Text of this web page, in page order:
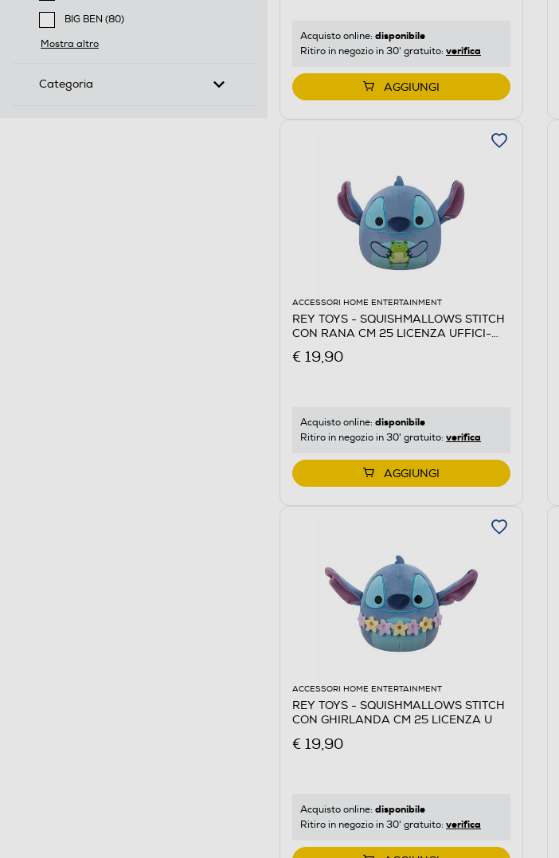
Filtra per Marca: ARCADE1UP
BIG BEN (80)
Filtra per Marca: BIG BEN
Mostra altro
Categoria
Acquisto online: disponibile
Ritiro in negozio in 30' gratuito: verifica
AGGIUNGI
ACCESSORI HOME ENTERTAINMENT
REY TOYS - SQUISHMALLOWS STITCH
CON RANA CM 25 LICENZA UFFICI-
€ 19,90
Acquisto online: disponibile
Ritiro in negozio in 30' gratuito: verifica
AGGIUNGI
ACCESSORI HOME ENTERTAINMENT
REY TOYS - SQUISHMALLOWS STITCH
CON GHIRLANDA CM 25 LICENZA U
€ 19,90
Acquisto online: disponibile
Ritiro in negozio in 30' gratuito: verifica